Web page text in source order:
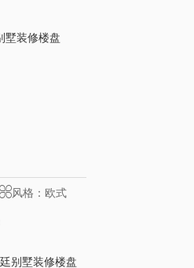
风格：欧式